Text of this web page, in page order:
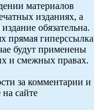
материалов
изданиях, а
обязательна.
прямая гиперссылка
будут применены
и смежных правах.
за комментарии и
сайте